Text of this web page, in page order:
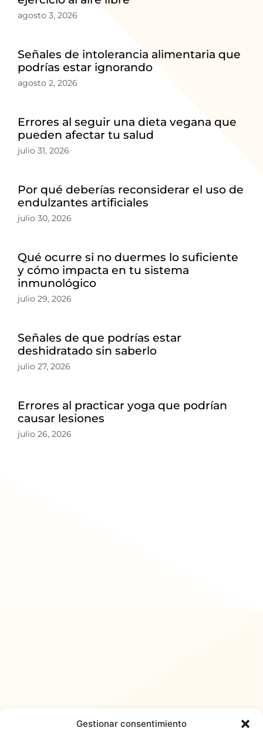
Gestionar consentimiento
agosto 3, 2026
Señales de intolerancia alimentaria que
podrías estar ignorando
agosto 2, 2026
Errores al seguir una dieta vegana que
pueden afectar tu salud
julio 31, 2026
Por qué deberías reconsiderar el uso de
endulzantes artificiales
julio 30, 2026
Qué ocurre si no duermes lo suficiente
y cómo impacta en tu sistema
inmunológico
julio 29, 2026
Señales de que podrías estar
deshidratado sin saberlo
julio 27, 2026
Errores al practicar yoga que podrían
causar lesiones
julio 26, 2026